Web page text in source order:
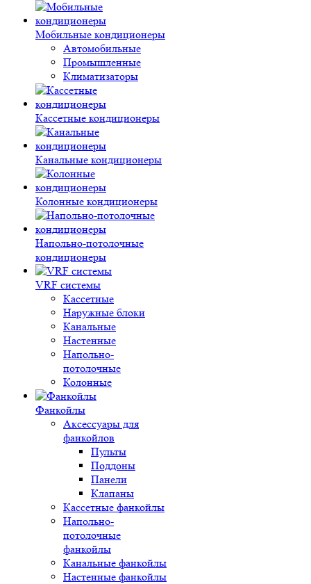
Мобильные кондиционеры
Автомобильные
Промышленные
Климатизаторы
Кассетные кондиционеры
Канальные кондиционеры
Колонные кондиционеры
Напольно-потолочные
кондиционеры
VRF системы
Кассетные
Наружные блоки
Канальные
Настенные
Напольно-
потолочные
Колонные
Фанкойлы
Аксессуары для
фанкойлов
Пульты
Поддоны
Панели
Клапаны
Кассетные фанкойлы
Напольно-
потолочные
фанкойлы
Канальные фанкойлы
Настенные фанкойлы